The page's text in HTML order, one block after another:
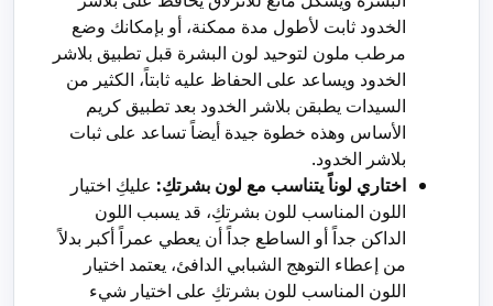
الخدود ثابت لأطول مدة ممكنة، أو بإمكانك وضع
مرطب ملون لتوحيد لون البشرة قبل تطبيق بلاشر
الخدود ويساعد على الحفاظ عليه ثابتاً، الكثير من
السيدات يطبقن بلاشر الخدود بعد تطبيق كريم
الأساس وهذه خطوة جيدة أيضاً تساعد على ثبات
بلاشر الخدود.
اختاري لوناً يتناسب مع لون بشرتكِ: عليكِ اختيار
اللون المناسب للون بشرتكِ، قد يسبب اللون
الداكن جداً أو الساطع جداً أن يعطي عمراً أكبر بدلاً
من إعطاء التوهج الشبابي الدافئ، يعتمد اختيار
اللون المناسب للون بشرتكِ على اختيار شيء